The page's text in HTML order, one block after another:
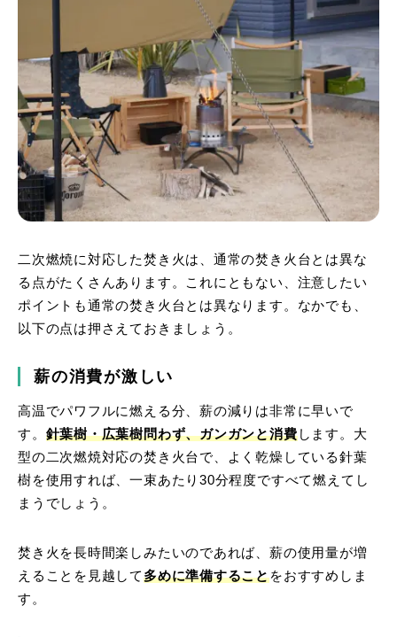
二次燃焼に対応した焚き火は、通常の焚き火台とは異な
る点がたくさんあります。これにともない、注意したい
ポイントも通常の焚き火台とは異なります。なかでも、
以下の点は押さえておきましょう。
薪の消費が激しい
高温でパワフルに燃える分、薪の減りは非常に早いで
す。 針葉樹・広葉樹問わず、ガンガンと消費します。大
型の二次燃焼対応の焚き火台で、よく乾燥している針葉
樹を使用すれば、一束あたり30分程度ですべて燃えてし
まうでしょう。
焚き火を長時間楽しみたいのであれば、薪の使用量が増
えることを見越して多めに準備することをおすすめしま
す。